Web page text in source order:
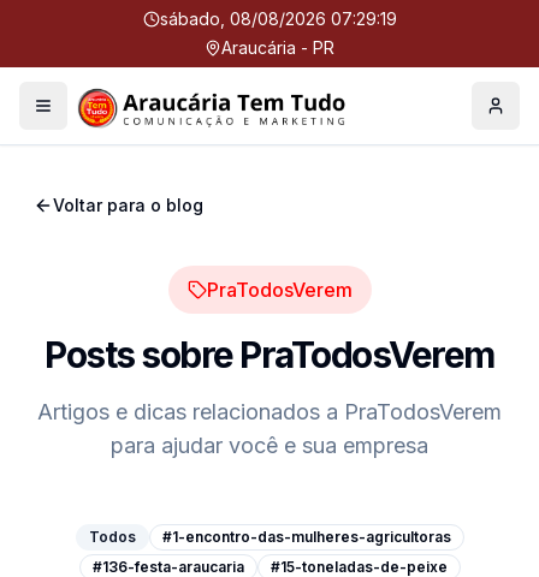
sábado, 08/08/2026 07:29:20
Araucária - PR
Menu Perfil
Voltar para o blog
PraTodosVerem
Posts sobrePraTodosVerem
Artigos e dicas relacionados a PraTodosVerem
para ajudar você e sua empresa
Todos
#1-encontro-das-mulheres-agricultoras
#136-festa-araucaria
#15-toneladas-de-peixe